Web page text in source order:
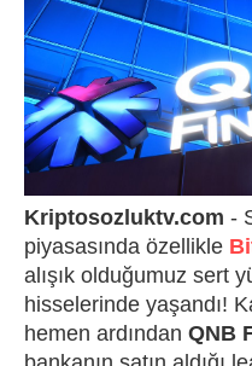
Kriptosozluktv.com -
piyasasında özellikle
alışık olduğumuz sert
hisselerinde yaşandı!
hemen ardından QNB